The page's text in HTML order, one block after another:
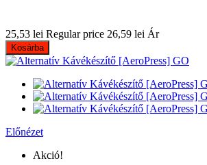
25,53 lei Regular price 26,59 lei Ár
Kosárba
Előnézet
Akció!